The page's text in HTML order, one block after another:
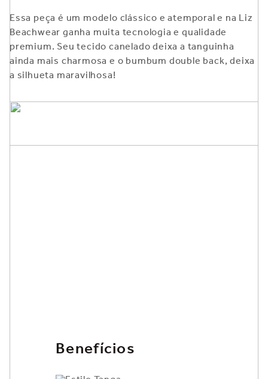
Essa peça é um modelo clássico e atemporal e na Liz
Beachwear ganha muita tecnologia e qualidade
premium. Seu tecido canelado deixa a tanguinha
ainda mais charmosa e o bumbum double back, deixa
a silhueta maravilhosa!
Benefícios